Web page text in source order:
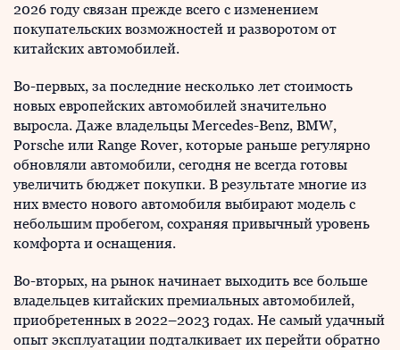
2026 году связан прежде всего с изменением
покупательских возможностей и разворотом от
китайских автомобилей.
Во-первых, за последние несколько лет стоимость
новых европейских автомобилей значительно
выросла. Даже владельцы Mercedes-Benz, BMW,
Porsche или Range Rover, которые раньше регулярно
обновляли автомобили, сегодня не всегда готовы
увеличить бюджет покупки. В результате многие из
них вместо нового автомобиля выбирают модель с
небольшим пробегом, сохраняя привычный уровень
комфорта и оснащения.
Во-вторых, на рынок начинает выходить все больше
владельцев китайских премиальных автомобилей,
приобретенных в 2022–2023 годах. Не самый удачный
опыт эксплуатации подталкивает их перейти обратно